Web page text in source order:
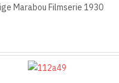
Marabou Filmserie 1930